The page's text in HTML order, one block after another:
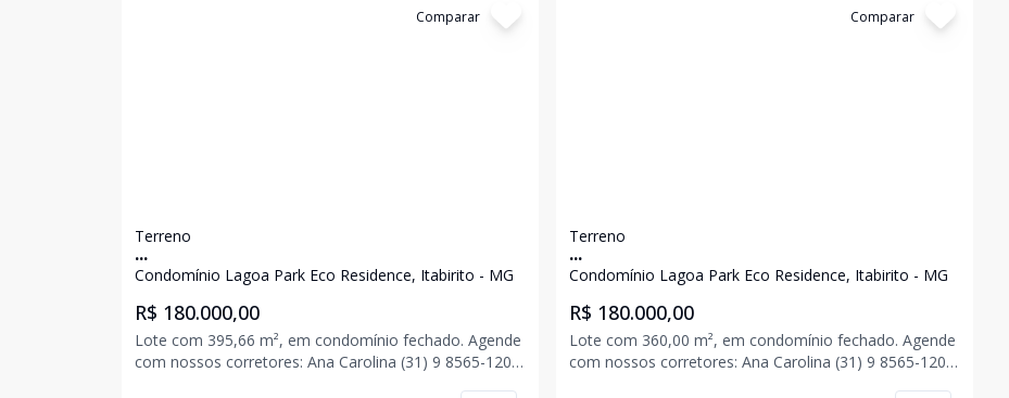
Comparar
Terreno
...
Condomínio Lagoa Park Eco Residence, Itabirito - MG
R$ 180.000,00
Lote com 395,66 m², em condomínio fechado. Agende
com nossos corretores: Ana Carolina (31) 9 8565-1205
Comparar
Terreno
...
Condomínio Lagoa Park Eco Residence, Itabirito - MG
R$ 180.000,00
Lote com 360,00 m², em condomínio fechado. Agende
com nossos corretores: Ana Carolina (31) 9 8565-1205